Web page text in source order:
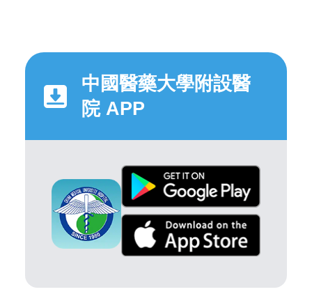
中國醫藥大學附設醫
院 APP